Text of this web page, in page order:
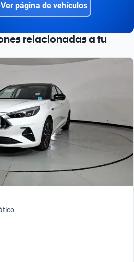
Ver página de vehículos
relacionadas a tu